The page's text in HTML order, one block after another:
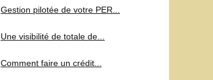
Gestion pilotée de votre PER...
Une visibilité de totale de...
Comment faire un crédit...